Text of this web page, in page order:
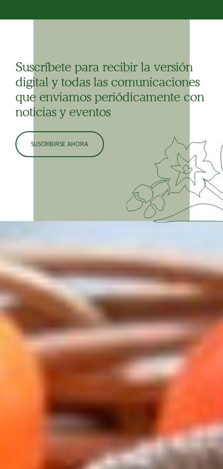
Suscríbete para recibir la versión
digital y todas las comunicaciones
que enviamos periódicamente con
noticias y eventos
SUSCRIBIRSE AHORA